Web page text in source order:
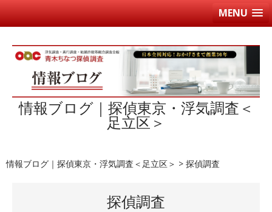
MENU
情報ブログ｜探偵東京・浮気調査＜
足立区＞
情報ブログ｜探偵東京・浮気調査＜足立区＞ > 探偵調査
探偵調査